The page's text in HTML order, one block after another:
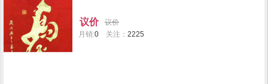
议价
议价
月销:0 关注：2225